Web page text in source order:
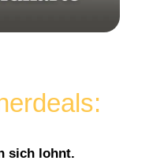
sich lohnt.